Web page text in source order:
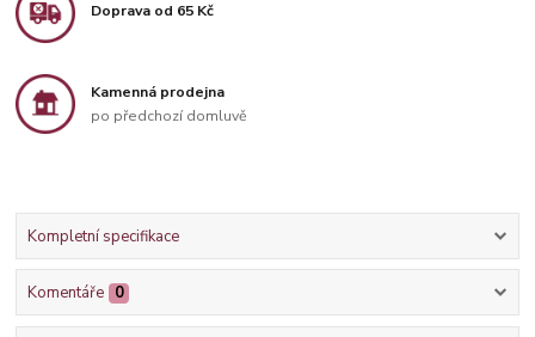
Doprava od 65 Kč
Kamenná prodejna
po předchozí domluvě
Kompletní specifikace
Komentáře 0